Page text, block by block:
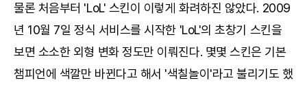
물론 처음부터 'LoL' 스킨이 이렇게 화려하진 않았다. 2009
년 10월 7일 정식 서비스를 시작한 'LoL'의 초창기 스킨을
보면 소소한 외형 변화 정도만 이뤄진다. 몇몇 스킨은 기본
챔피언에 색깔만 바뀐다고 해서 '색칠놀이'라고 불리기도 했